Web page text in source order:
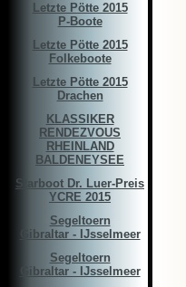
Letzte Pötte 2015
P-Boote
Letzte Pötte 2015
Folkeboote
Letzte Pötte 2015
Drachen
KLASSIKER
RENDEZVOUS
RHEINLAND
BALDENEYSEE
Starboot Dr. Luer-Preis
YCRE 2015
Segeltoern
Gibraltar - IJsselmeer
Segeltoern
Gibraltar - IJsselmeer